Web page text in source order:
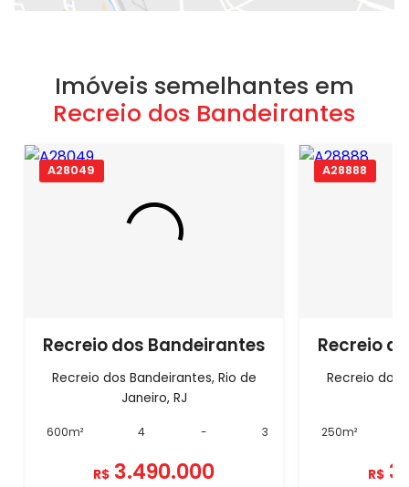
Imóveis semelhantes em
Recreio dos Bandeirantes
A28049
Recreio dos Bandeirantes
Recreio dos Bandeirantes, Rio de
Janeiro, RJ
600m² 4 - 3
R$ 3.490.000
A28888
Recreio
Recreio dos
250m²
R$